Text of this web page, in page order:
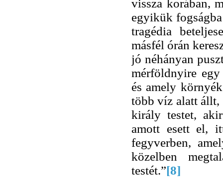
vissza korában,
egyikük
tragédia
másfél órán
jó néhányan
mérföldnyire
és amely
több víz alatt állt,
király testet,
amott esett el,
fegyverben,
közelben
testét.”[8]